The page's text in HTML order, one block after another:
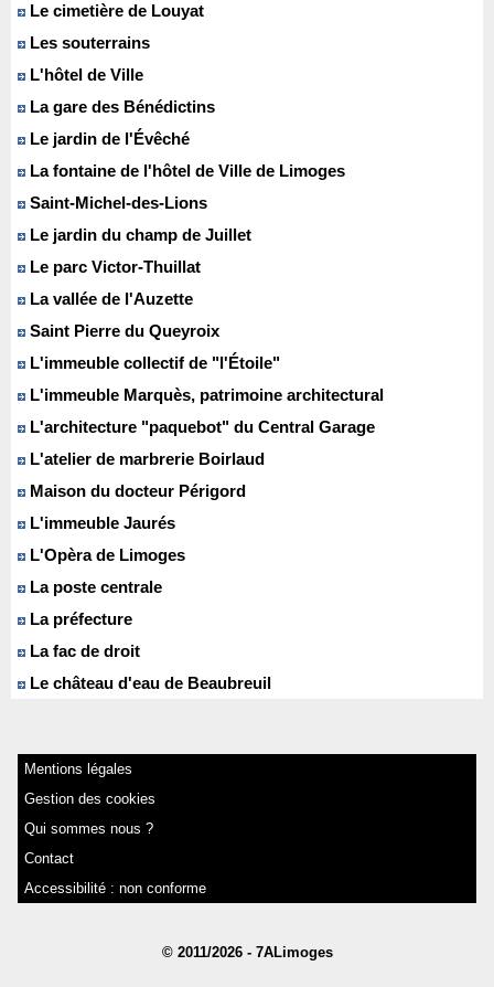
Le cimetière de Louyat
Les souterrains
L'hôtel de Ville
La gare des Bénédictins
Le jardin de l'Évêché
La fontaine de l'hôtel de Ville de Limoges
Saint-Michel-des-Lions
Le jardin du champ de Juillet
Le parc Victor-Thuillat
La vallée de l'Auzette
Saint Pierre du Queyroix
L'immeuble collectif de "l'Étoile"
L'immeuble Marquès, patrimoine architectural
L'architecture "paquebot" du Central Garage
L'atelier de marbrerie Boirlaud
Maison du docteur Périgord
L'immeuble Jaurés
L'Opèra de Limoges
La poste centrale
La préfecture
La fac de droit
Le château d'eau de Beaubreuil
Mentions légales
Gestion des cookies
Qui sommes nous ?
Contact
Accessibilité : non conforme
© 2011/2026 - 7ALimoges